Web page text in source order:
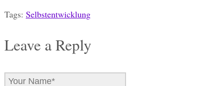
Tags: Selbstentwicklung
Leave a Reply